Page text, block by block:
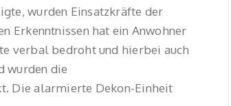
wurden Einsatzkräfte der
Erkenntnissen hat ein Anwohner
verbal bedroht und hierbei auch
wurden die
Die alarmierte Dekon-Einheit